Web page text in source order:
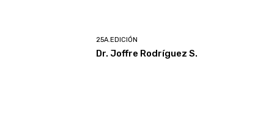
25A.EDICIÓN
Dr. Joffre Rodríguez S.